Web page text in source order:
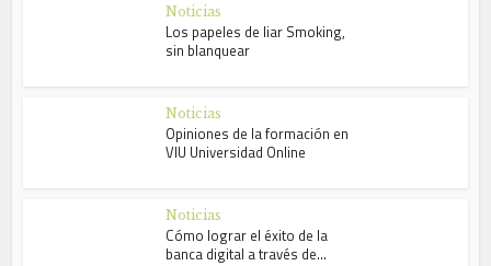
Noticias
Los papeles de liar Smoking,
sin blanquear
Noticias
Opiniones de la formación en
VIU Universidad Online
Noticias
Cómo lograr el éxito de la
banca digital a través de...